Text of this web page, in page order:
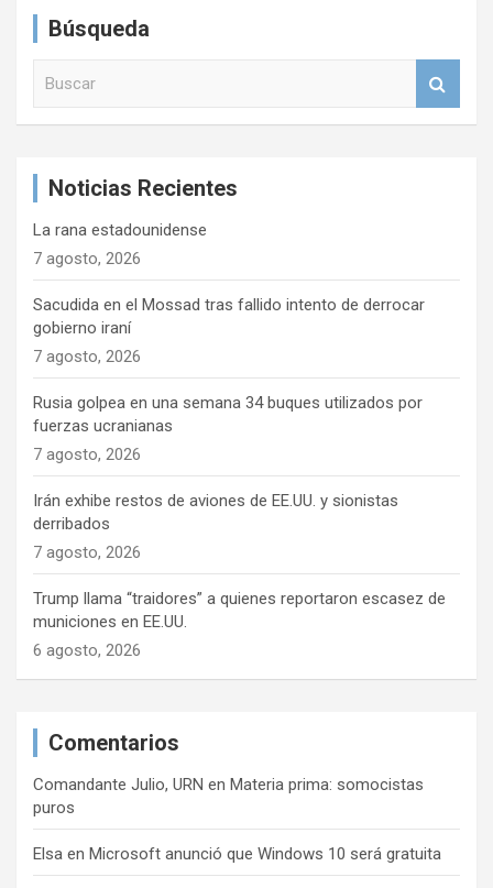
Búsqueda
Noticias Recientes
La rana estadounidense
7 agosto, 2026
Sacudida en el Mossad tras fallido intento de derrocar
gobierno iraní
7 agosto, 2026
Rusia golpea en una semana 34 buques utilizados por
fuerzas ucranianas
7 agosto, 2026
Irán exhibe restos de aviones de EE.UU. y sionistas
derribados
7 agosto, 2026
Trump llama “traidores” a quienes reportaron escasez de
municiones en EE.UU.
6 agosto, 2026
Comentarios
Comandante Julio, URN en Materia prima: somocistas
puros
Elsa en Microsoft anunció que Windows 10 será gratuita